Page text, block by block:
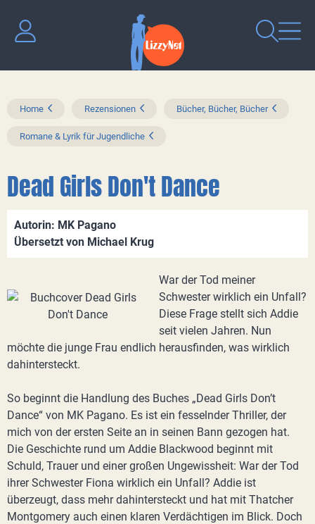
Home Rezensionen Bücher, Bücher, Bücher
Romane & Lyrik für Jugendliche
Dead Girls Don't Dance
Autorin: MK Pagano
Übersetzt von Michael Krug
War der Tod meiner
Schwester wirklich ein Unfall?
Diese Frage stellt sich Addie
seit vielen Jahren. Nun
möchte die junge Frau endlich herausfinden, was wirklich
dahintersteckt.
So beginnt die Handlung des Buches „Dead Girls Don’t
Dance“ von MK Pagano. Es ist ein fesselnder Thriller, der
mich von der ersten Seite an in seinen Bann gezogen hat.
Die Geschichte rund um Addie Blackwood beginnt mit
Schuld, Trauer und einer großen Ungewissheit: War der Tod
ihrer Schwester Fiona wirklich ein Unfall? Addie ist
überzeugt, dass mehr dahintersteckt und hat mit Thatcher
Montgomery auch einen klaren Verdächtigen im Blick. Doch